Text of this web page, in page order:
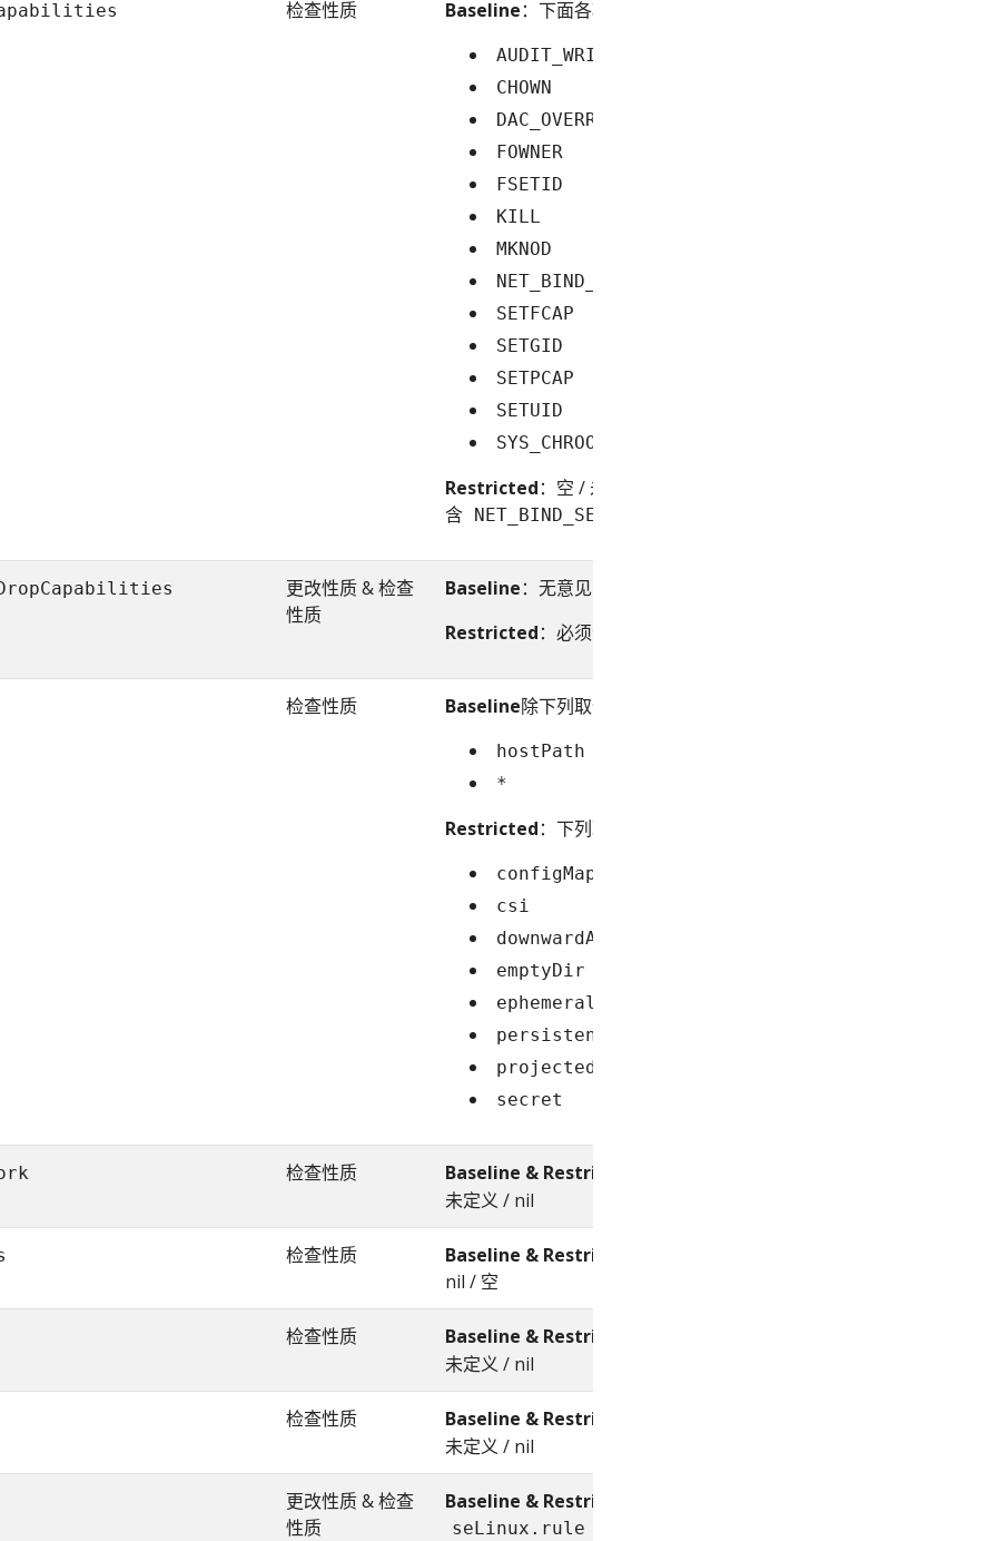
检查性质 Baseline：下面各项的子集
AUDIT_WRITE
CHOWN
DAC_OVERRIDE
FOWNER
FSETID
KILL
MKNOD
NET_BIND_SERVICE
SETFCAP
SETGID
SETPCAP
SETUID
SYS_CHROOT
Restricted：空 / 未定义 / nil 或
含 NET_BIND_SERVICE
更改性质 & 检查
性质
Baseline：无意见
Restricted：必须包含
检查性质 Baseline除下列取值之外的任何值
hostPath
*
Restricted：下列取值的子集
configMap
csi
downwardAPI
emptyDir
ephemeral
persistentVolumeClaim
projected
secret
检查性质 Baseline & Restricted
未定义 / nil
检查性质 Baseline & Restricted
nil / 空
检查性质 Baseline & Restricted
未定义 / nil
检查性质 Baseline & Restricted
未定义 / nil
更改性质 & 检查
性质
Baseline & Restricted
seLinux.rule